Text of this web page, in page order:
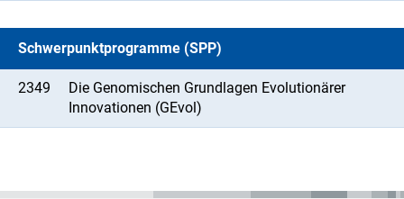
Schwerpunktprogramme (SPP)
2349
Die Genomischen Grundlagen Evolutionärer
Innovationen (GEvol)